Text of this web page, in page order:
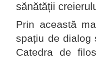
sănătății
Prin această
spațiu de dialog
Catedra de